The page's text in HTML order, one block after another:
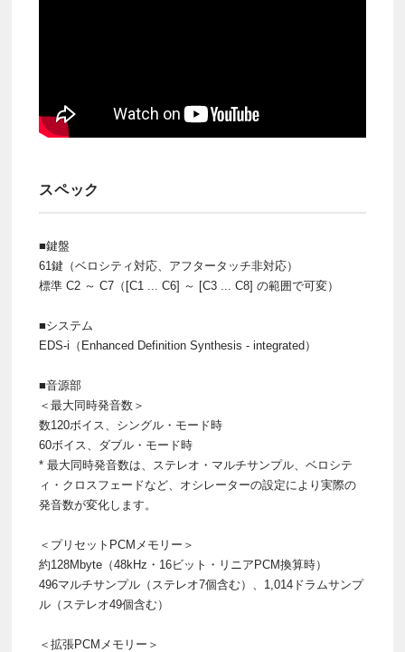
スペック
■鍵盤
61鍵（ベロシティ対応、アフタータッチ非対応）
標準 C2 ～ C7（[C1 ... C6] ～ [C3 ... C8] の範囲で可変）
■システム
EDS-i（Enhanced Definition Synthesis - integrated）
■音源部
＜最大同時発音数＞
数120ボイス、シングル・モード時
60ボイス、ダブル・モード時
* 最大同時発音数は、ステレオ・マルチサンプル、ベロシテ
ィ・クロスフェードなど、オシレーターの設定により実際の
発音数が変化します。
＜プリセットPCMメモリー＞
約128Mbyte（48kHz・16ビット・リニアPCM換算時）
496マルチサンプル（ステレオ7個含む）、1,014ドラムサンプ
ル（ステレオ49個含む）
＜拡張PCMメモリー＞